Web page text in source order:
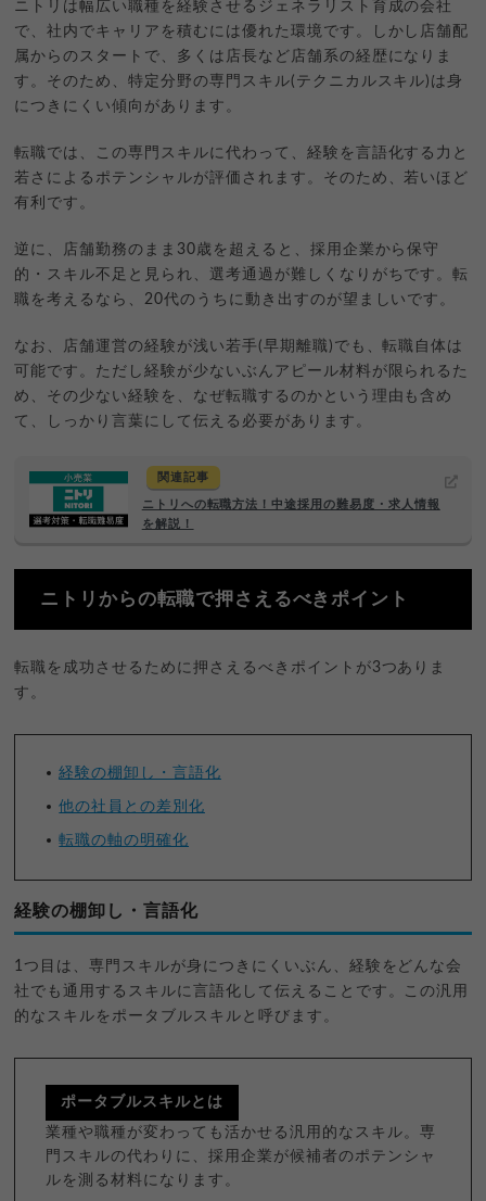
ニトリは幅広い職種を経験させるジェネラリスト育成の会社
で、社内でキャリアを積むには優れた環境です。しかし店舗配
属からのスタートで、多くは店長など店舗系の経歴になりま
す。そのため、特定分野の専門スキル(テクニカルスキル)は身
につきにくい傾向があります。
転職では、この専門スキルに代わって、経験を言語化する力と
若さによるポテンシャルが評価されます。そのため、若いほど
有利です。
逆に、店舗勤務のまま30歳を超えると、採用企業から保守
的・スキル不足と見られ、選考通過が難しくなりがちです。転
職を考えるなら、20代のうちに動き出すのが望ましいです。
なお、店舗運営の経験が浅い若手(早期離職)でも、転職自体は
可能です。ただし経験が少ないぶんアピール材料が限られるた
め、その少ない経験を、なぜ転職するのかという理由も含め
て、しっかり言葉にして伝える必要があります。
関連記事
ニトリへの転職方法！中途採用の難易度・求人情報
を解説！
ニトリからの転職で押さえるべきポイント
転職を成功させるために押さえるべきポイントが3つありま
す。
経験の棚卸し・言語化
他の社員との差別化
転職の軸の明確化
経験の棚卸し・言語化
1つ目は、専門スキルが身につきにくいぶん、経験をどんな会
社でも通用するスキルに言語化して伝えることです。この汎用
的なスキルをポータブルスキルと呼びます。
ポータブルスキルとは
業種や職種が変わっても活かせる汎用的なスキル。専
門スキルの代わりに、採用企業が候補者のポテンシャ
ルを測る材料になります。